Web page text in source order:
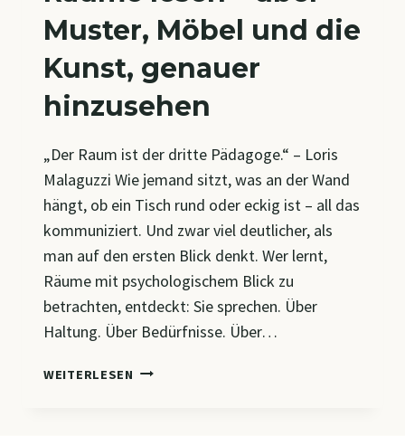
Muster, Möbel und die
Kunst, genauer
hinzusehen
„Der Raum ist der dritte Pädagoge.“ – Loris
Malaguzzi Wie jemand sitzt, was an der Wand
hängt, ob ein Tisch rund oder eckig ist – all das
kommuniziert. Und zwar viel deutlicher, als
man auf den ersten Blick denkt. Wer lernt,
Räume mit psychologischem Blick zu
betrachten, entdeckt: Sie sprechen. Über
Haltung. Über Bedürfnisse. Über…
WEITERLESEN RÄUME